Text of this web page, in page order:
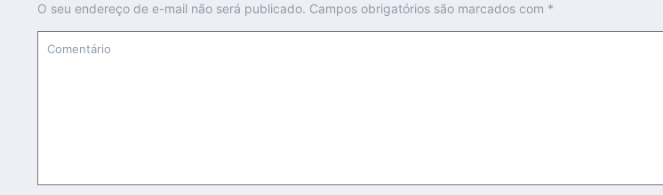
O seu endereço de e-mail não será publicado. Campos obrigatórios são marcados com *